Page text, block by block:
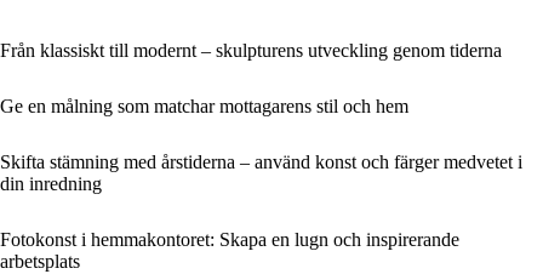
Från klassiskt till modernt – skulpturens utveckling genom tiderna
Ge en målning som matchar mottagarens stil och hem
Skifta stämning med årstiderna – använd konst och färger medvetet i
din inredning
Fotokonst i hemmakontoret: Skapa en lugn och inspirerande
arbetsplats